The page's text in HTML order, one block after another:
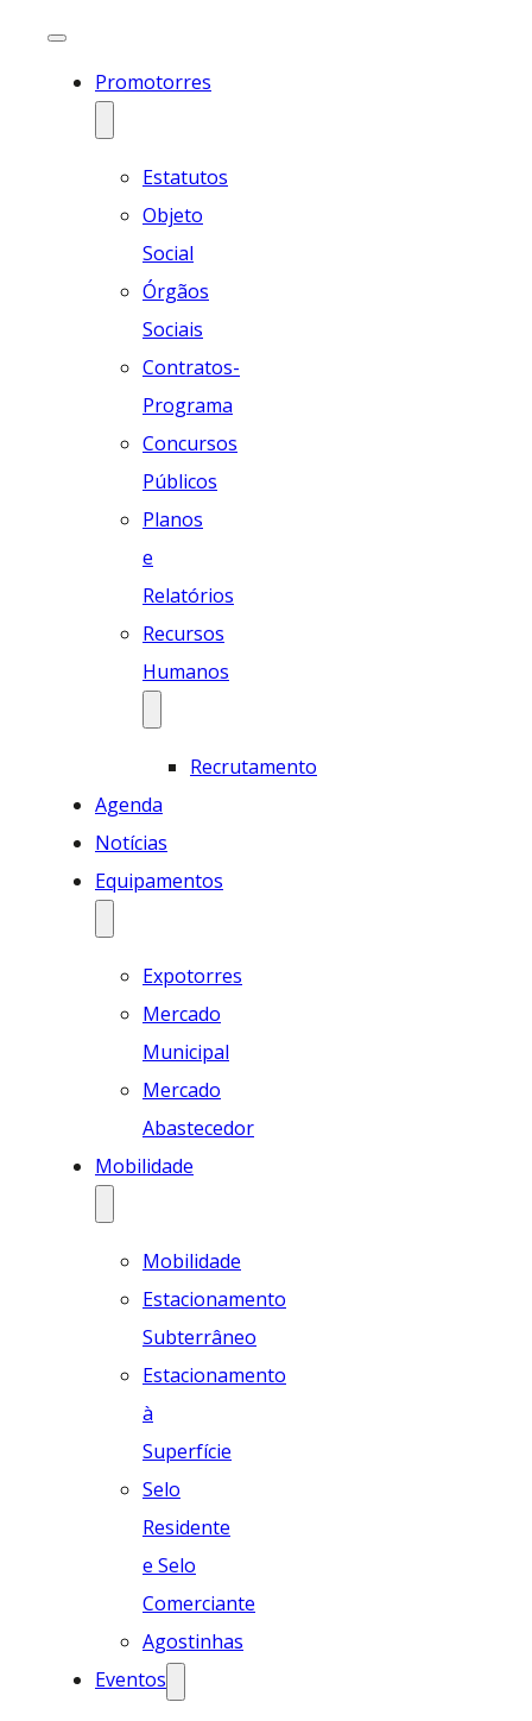
Promotorres
Estatutos
Objeto
Social
Órgãos
Sociais
Contratos-
Programa
Concursos
Públicos
Planos
e
Relatórios
Recursos
Humanos
Recrutamento
Agenda
Notícias
Equipamentos
Expotorres
Mercado
Municipal
Mercado
Abastecedor
Mobilidade
Mobilidade
Estacionamento
Subterrâneo
Estacionamento
à
Superfície
Selo
Residente
e Selo
Comerciante
Agostinhas
Eventos